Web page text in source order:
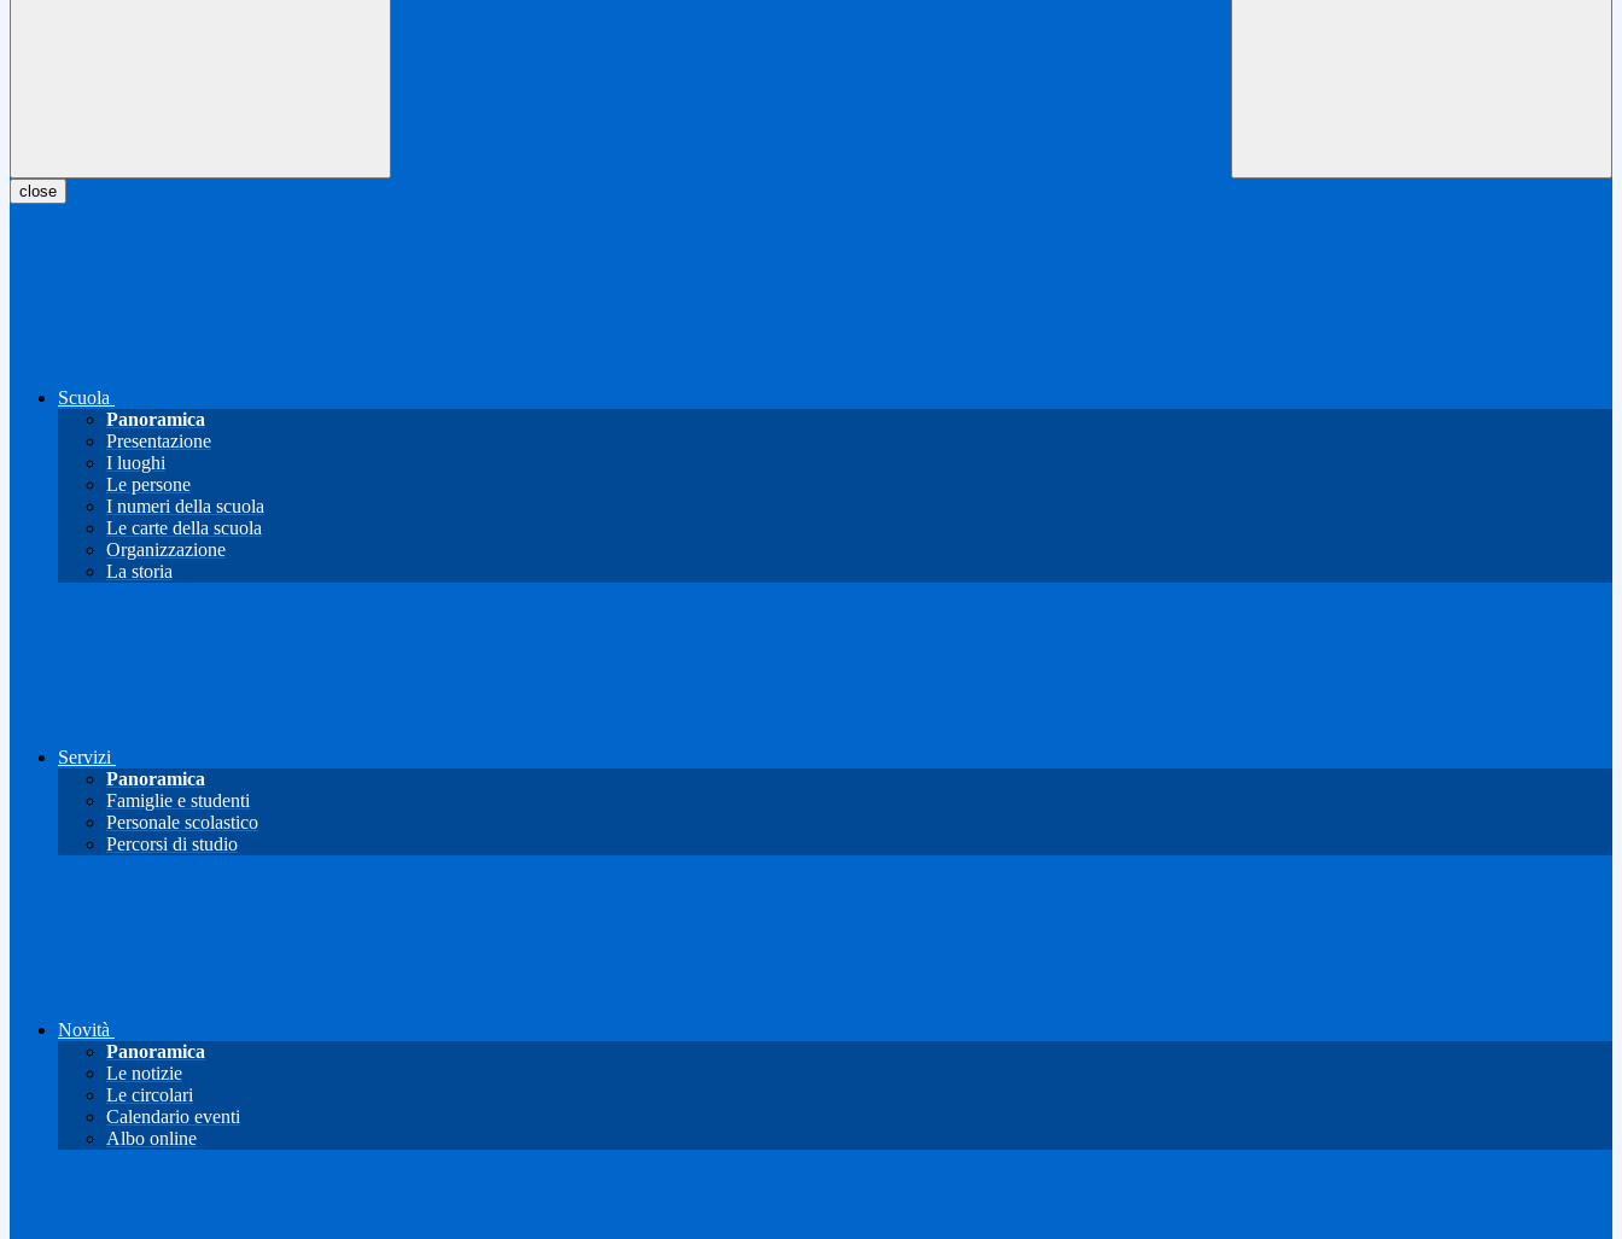
close
Scuola
Panoramica
Presentazione
I luoghi
Le persone
I numeri della scuola
Le carte della scuola
Organizzazione
La storia
Servizi
Panoramica
Famiglie e studenti
Personale scolastico
Percorsi di studio
Novità
Panoramica
Le notizie
Le circolari
Calendario eventi
Albo online